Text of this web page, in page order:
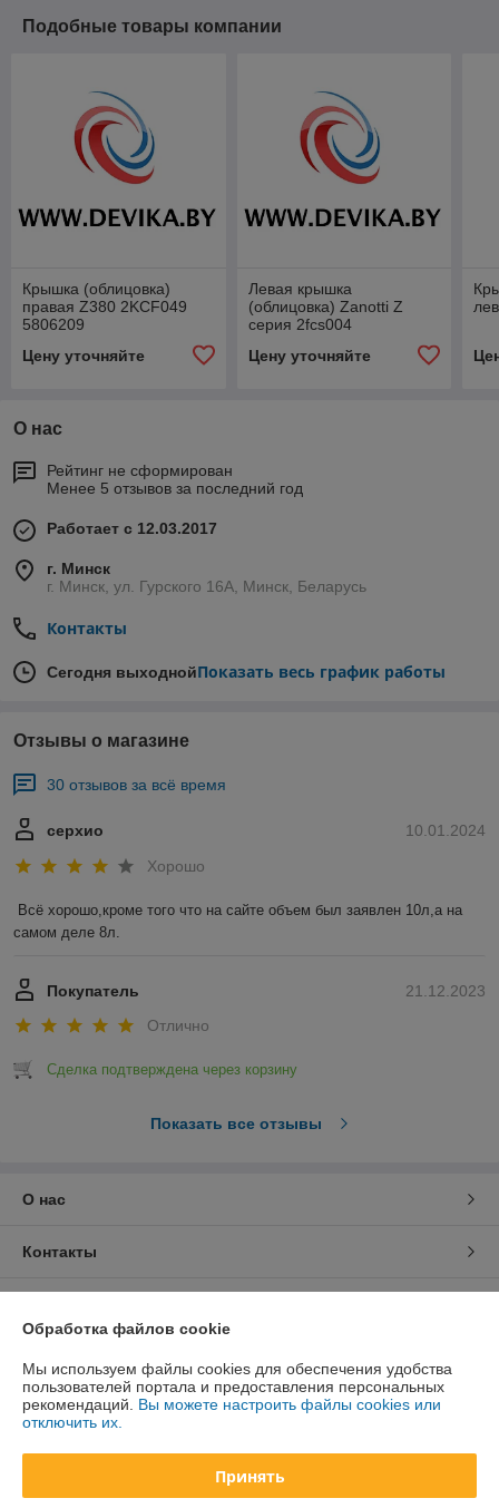
Подобные товары компании
Крышка (облицовка)
правая Z380 2KCF049
5806209
Цену уточняйте
Левая крышка
(облицовка) Zanotti Z
серия 2fcs004
Цену уточняйте
О нас
Рейтинг не сформирован
Менее 5 отзывов за последний год
Работает с 12.03.2017
г. Минск
г. Минск, ул. Гурского 16А, Минск, Беларусь
Контакты
Сегодня выходнойПоказать весь график работы
Отзывы о магазине
30 отзывов за всё время
10.01.2024
серхио
Хорошо
Всё хорошо,кроме того что на сайте объем был заявлен 10л,а на
самом деле 8л.
21.12.2023
Покупатель
Отлично
Сделка подтверждена через корзину
Показать все отзывы
О нас
Контакты
Полная версия сайта
Политика обработки cookies
Обработка файлов cookie
Мы используем файлы cookies для обеспечения удобства
пользователей портала и предоставления персональных
рекомендаций. Вы можете настроить файлы cookies или
отключить их.
Принять